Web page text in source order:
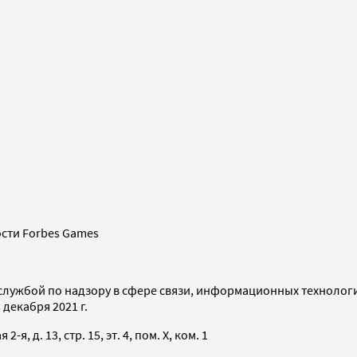
Forbes Games
по надзору в сфере связи, информационных
2021 г.
я, д. 13, стр. 15, эт. 4, пом. X, ком. 1